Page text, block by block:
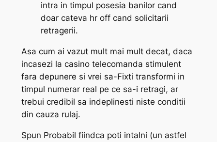
intra in timpul posesia banilor cand
doar cateva hr off cand solicitarii
retragerii.
Asa cum ai vazut mult mai mult decat, daca
incasezi la casino telecomanda stimulent
fara depunere si vrei sa-Fixti transformi in
timpul numerar real pe ce sa-i retragi, ar
trebui credibil sa indeplinesti niste conditii
din cauza rulaj.
Spun Probabil fiindca poti intalni (un astfel